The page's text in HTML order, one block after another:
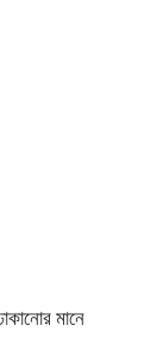
মানে